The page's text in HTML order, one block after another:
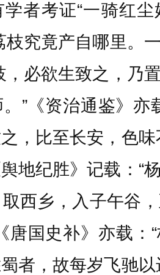
者考证“一骑红
枝究竟产自哪里。
，必欲生致之，乃
”《资治通鉴》亦
，比至长安，色
地纪胜》记载：“
西乡，入子午谷
唐国史补》亦载
者，故每岁飞驰